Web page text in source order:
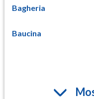
Bagheria
Baucina